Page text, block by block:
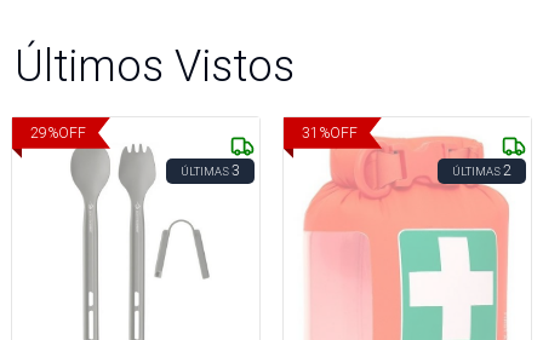
Últimos Vistos
29%OFF
ÚLTIMAS3
31 %OFF
ÚLTIMAS2